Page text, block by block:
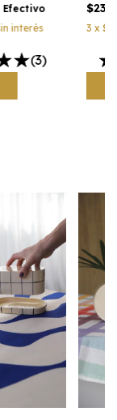
Efectivo
interés
(3)
3 x